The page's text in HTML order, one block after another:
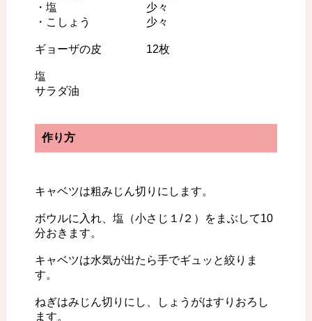
・塩 少々
・こしょう 少々
ギョーザの皮 12枚
塩
サラダ油
作り方
キャベツは粗みじん切りにします。
ボウルに入れ、塩（小さじ１/２）をまぶして10
分おきます。
キャベツは水気が出たら手でギュッと絞りま
す。
ねぎはみじん切りにし、しょうがはすりおろし
ます。